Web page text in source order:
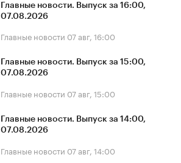
Главные новости. Выпуск за 16:00,
07.08.2026
Главные новости 07 авг, 16:00
Главные новости. Выпуск за 15:00,
07.08.2026
Главные новости 07 авг, 15:00
Главные новости. Выпуск за 14:00,
07.08.2026
Главные новости 07 авг, 14:00